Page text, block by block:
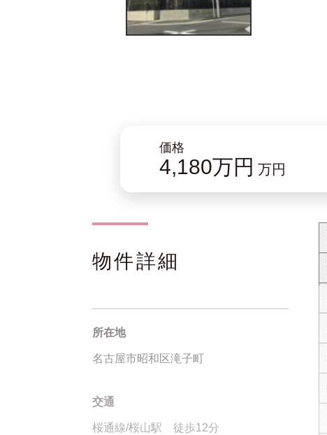
価格
4,180万円 万円
物件詳細
所在地
名古屋市昭和区滝子町
交通
桜通線/桜山駅 徒歩12分